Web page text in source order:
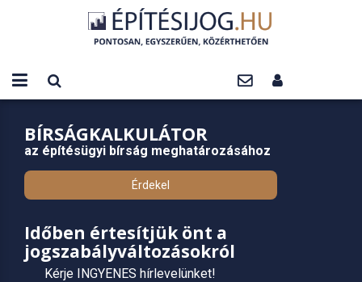
BÍRSÁGKALKULÁTOR
az építésügyi bírság meghatározásához
Érdekel
Időben értesítjük önt a
jogszabályváltozásokról
Kérje INGYENES hírlevelünket!